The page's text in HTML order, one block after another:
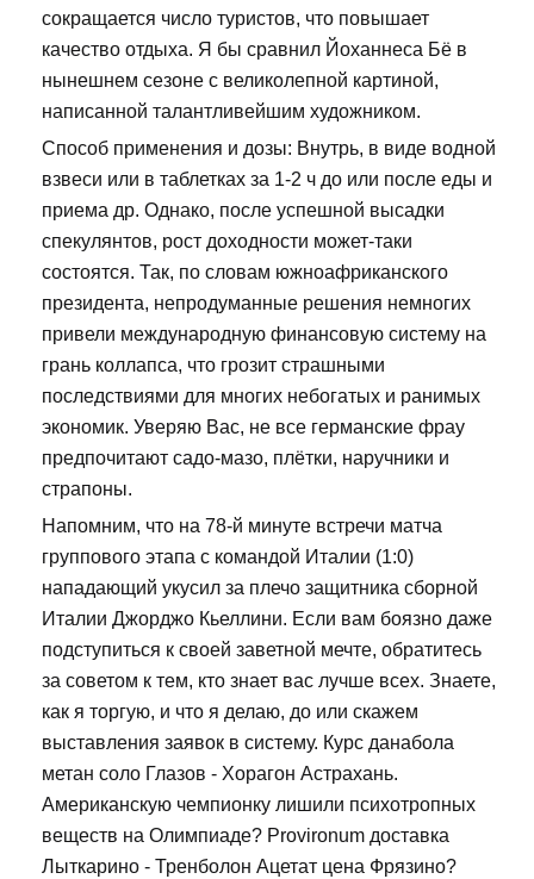
сокращается число туристов, что повышает
качество отдыха. Я бы сравнил Йоханнеса Бё в
нынешнем сезоне с великолепной картиной,
написанной талантливейшим художником.
Способ применения и дозы: Внутрь, в виде водной
взвеси или в таблетках за 1-2 ч до или после еды и
приема др. Однако, после успешной высадки
спекулянтов, рост доходности может-таки
состоятся. Так, по словам южноафриканского
президента, непродуманные решения немногих
привели международную финансовую систему на
грань коллапса, что грозит страшными
последствиями для многих небогатых и ранимых
экономик. Уверяю Вас, не все германские фрау
предпочитают садо-мазо, плётки, наручники и
страпоны.
Напомним, что на 78-й минуте встречи матча
группового этапа с командой Италии (1:0)
нападающий укусил за плечо защитника сборной
Италии Джорджо Кьеллини. Если вам боязно даже
подступиться к своей заветной мечте, обратитесь
за советом к тем, кто знает вас лучше всех. Знаете,
как я торгую, и что я делаю, до или скажем
выставления заявок в систему. Курс данабола
метан соло Глазов - Хорагон Астрахань.
Американскую чемпионку лишили психотропных
веществ на Олимпиаде? Provironum доставка
Лыткарино - Тренболон Ацетат цена Фрязино?